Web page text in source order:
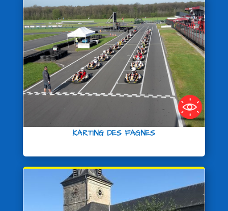
KARTING DES FAGNES